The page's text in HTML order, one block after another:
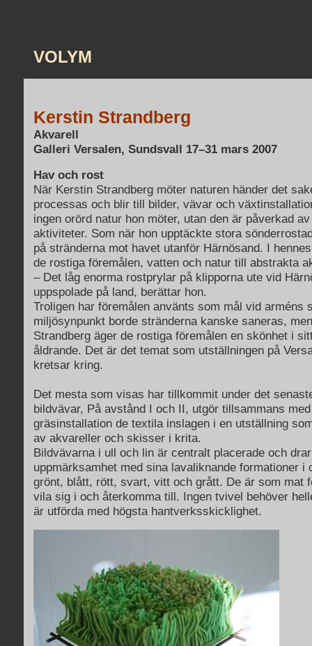
VOLYM
Kerstin Strandberg
Akvarell
Galleri Versalen, Sundsvall 17–31 mars 2007
Hav och rost
När Kerstin Strandberg möter naturen händer det
processas och blir till bilder, vävar och
ingen orörd natur hon möter, utan den är påverkad
aktiviteter. Som när hon upptäckte stora
på stränderna mot havet utanför Härnösand. I
de rostiga föremålen, vatten och natur till abstrakta
– Det låg enorma rostprylar på klipporna ute vid
uppspolade på land, berättar hon.
Troligen har föremålen använts som mål vid arméns
miljösynpunkt borde stränderna kanske saneras,
Strandberg äger de rostiga föremålen en skönhet i
åldrande. Det är det temat som utställningen på
kretsar kring.
Det mesta som visas har tillkommit under det
bildvävar, På avstånd I och II, utgör tillsammans
gräsinstallation de textila inslagen i en utställning
av akvareller och skisser i krita.
Bildvävarna i ull och lin är centralt placerade och
uppmärksamhet med sina lavaliknande formationer i
grönt, blått, rött, svart, vitt och grått. De är som mat
vila sig i och återkomma till. Ingen tvivel behöver
är utförda med högsta hantverksskicklighet.